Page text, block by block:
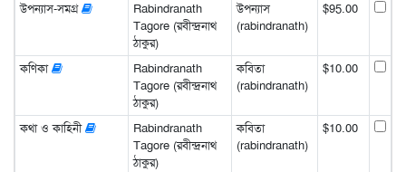
উপন্যাস-সমগ্র
Rabindranath
Tagore (রবীন্দ্রনাথ
ঠাকুর)
উপন্যাস
(rabindranath)
$95.00
কণিকা
Rabindranath
Tagore (রবীন্দ্রনাথ
ঠাকুর)
কবিতা
(rabindranath)
$10.00
কথা ও কাহিনী
Rabindranath
Tagore (রবীন্দ্রনাথ
ঠাকুর)
কবিতা
(rabindranath)
$10.00